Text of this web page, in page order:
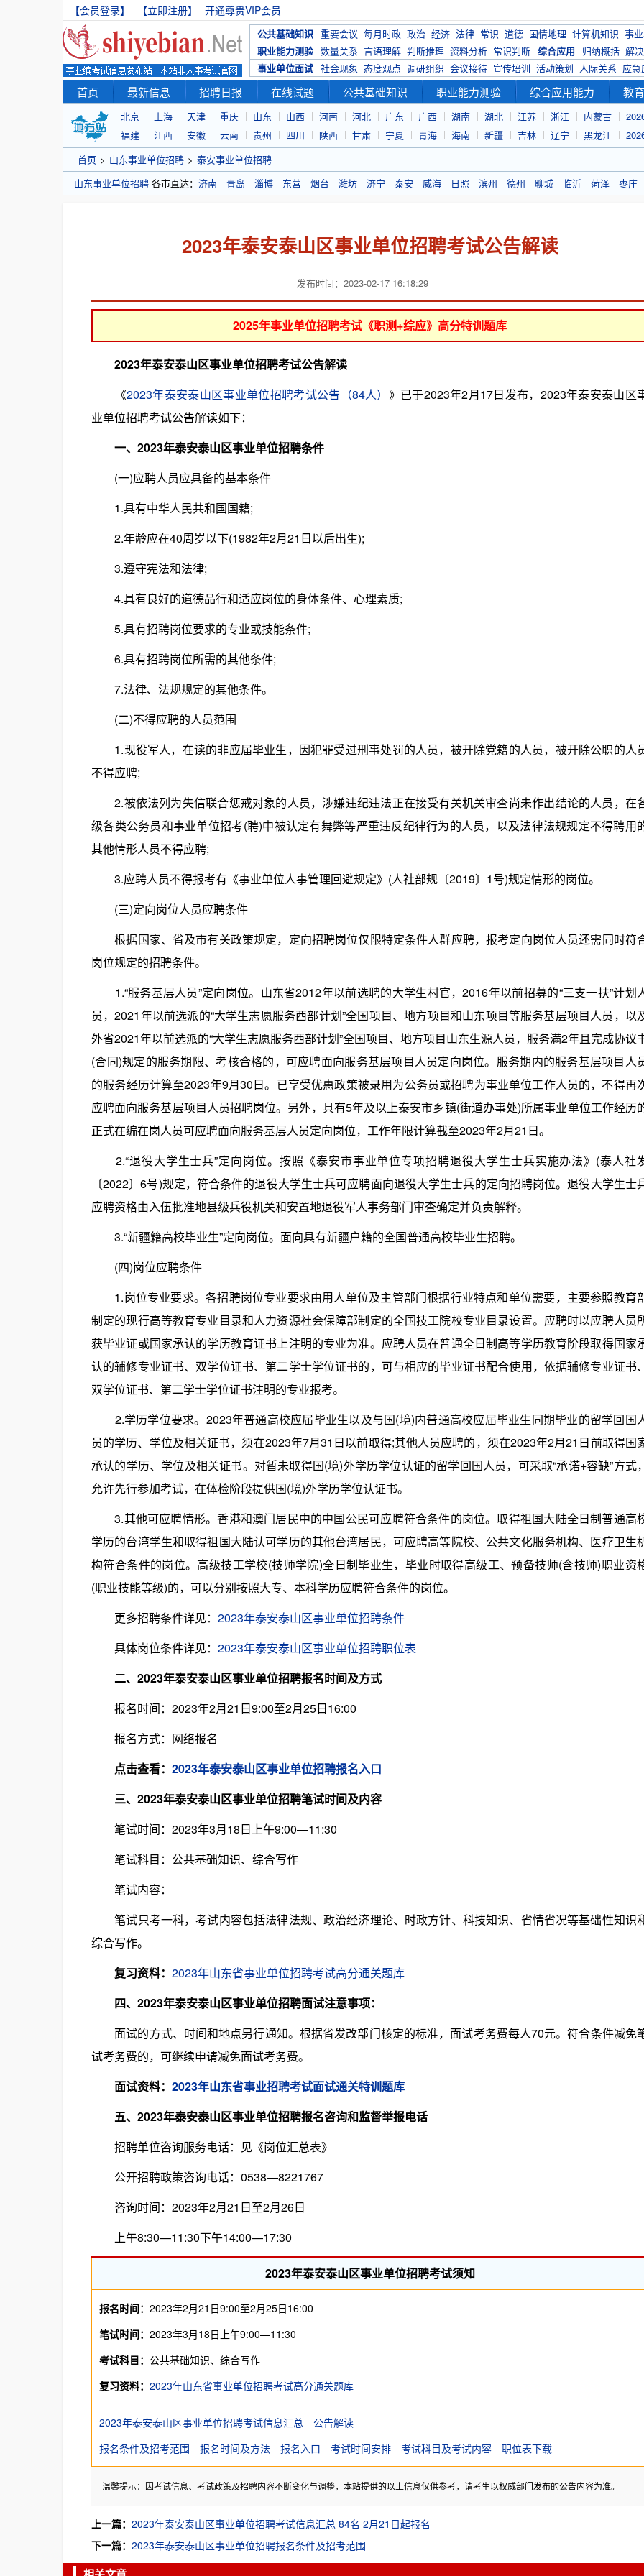
【会员登录】 【立即注册】 开通尊贵VIP会员
公共基础知识 重要会议 每月时政 政治 经济 法律 常识 道德 国情地理 计算机知识 事
职业能力测验 数量关系 言语理解 判断推理 资料分析 常识判断 综合应用 归纳概括 解
事业单位面试 社会现象 态度观点 调研组织 会议接待 宣传培训 活动策划 人际关系 应急
首页 最新信息 招聘日报 在线试题 公共基础知识 职业能力测验 综合应用能力 教
北京 上海 天津 重庆 山东 山西 河南 河北 广东 广西 湖南 湖北 江苏 浙江 内蒙古
福建
江西 安徽 云南 贵州 四川 陕西 甘肃 宁夏 青海 海南 新疆 吉林 辽宁 黑龙江
首页 > 山东事业单位招聘 > 泰安事业单位招聘
山东事业单位招聘 各市直达： 济南 青岛 淄博 东营 烟台 潍坊 济宁 泰安 威海 日照 滨州 德州 聊城 临沂 菏泽 枣庄
2023年泰安泰山区事业单位招聘考试公告解读
发布时间：2023-02-17 16:18:29
2025年事业单位招聘考试《职测+综应》高分特训题库
2023年泰安泰山区事业单位招聘考试公告解读
《2023年泰安泰山区事业单位招聘考试公告（84人） 》已于2023年2月17日发布，2023年泰安泰山区
业单位招聘考试公告解读如下：
一、2023年泰安泰山区事业单位招聘条件
(一)应聘人员应具备的基本条件
1.具有中华人民共和国国籍;
2.年龄应在40周岁以下(1982年2月21日以后出生);
3.遵守宪法和法律;
4.具有良好的道德品行和适应岗位的身体条件、心理素质;
5.具有招聘岗位要求的专业或技能条件;
6.具有招聘岗位所需的其他条件;
7.法律、法规规定的其他条件。
(二)不得应聘的人员范围
1.现役军人，在读的非应届毕业生，因犯罪受过刑事处罚的人员，被开除党籍的人员，被开除公职的人
不得应聘;
2.被依法列为失信联合惩戒对象的人员，涉嫌违纪违法正在接受有关机关审查尚未作出结论的人员，在
级各类公务员和事业单位招考(聘)中被认定有舞弊等严重违反纪律行为的人员，以及法律法规规定不得聘用
其他情形人员不得应聘;
3.应聘人员不得报考有《事业单位人事管理回避规定》(人社部规〔2019〕1号)规定情形的岗位。
(三)定向岗位人员应聘条件
根据国家、省及市有关政策规定，定向招聘岗位仅限特定条件人群应聘，报考定向岗位人员还需同时符
岗位规定的招聘条件。
1.“服务基层人员”定向岗位。山东省2012年以前选聘的大学生村官，2016年以前招募的“三支一扶”计划
员，2021年以前选派的“大学生志愿服务西部计划”全国项目、地方项目和山东项目等服务基层项目人员，以
外省2021年以前选派的“大学生志愿服务西部计划”全国项目、地方项目山东生源人员，服务满2年且完成协议
(合同)规定的服务期限、考核合格的，可应聘面向服务基层项目人员定向岗位。服务期内的服务基层项目人
的服务经历计算至2023年9月30日。已享受优惠政策被录用为公务员或招聘为事业单位工作人员的，不得再
应聘面向服务基层项目人员招聘岗位。另外，具有5年及以上泰安市乡镇(街道办事处)所属事业单位工作经历
正式在编在岗人员可应聘面向服务基层人员定向岗位，工作年限计算截至2023年2月21日。
2.“退役大学生士兵”定向岗位。按照《泰安市事业单位专项招聘退役大学生士兵实施办法》(泰人社
〔2022〕6号)规定，符合条件的退役大学生士兵可应聘面向退役大学生士兵的定向招聘岗位。退役大学生士
应聘资格由入伍批准地县级兵役机关和安置地退役军人事务部门审查确定并负责解释。
3.“新疆籍高校毕业生”定向岗位。面向具有新疆户籍的全国普通高校毕业生招聘。
(四)岗位应聘条件
1.岗位专业要求。各招聘岗位专业要求由用人单位及主管部门根据行业特点和单位需要，主要参照教育
制定的现行高等教育专业目录和人力资源社会保障部制定的全国技工院校专业目录设置。应聘时以应聘人员
获毕业证或国家承认的学历教育证书上注明的专业为准。应聘人员在普通全日制高等学历教育阶段取得国家
认的辅修专业证书、双学位证书、第二学士学位证书的，可与相应的毕业证书配合使用，依据辅修专业证书
双学位证书、第二学士学位证书注明的专业报考。
2.学历学位要求。2023年普通高校应届毕业生以及与国(境)内普通高校应届毕业生同期毕业的留学回国
员的学历、学位及相关证书，须在2023年7月31日以前取得;其他人员应聘的，须在2023年2月21日前取得国
承认的学历、学位及相关证书。对暂未取得国(境)外学历学位认证的留学回国人员，可采取“承诺+容缺”方式
允许先行参加考试，在体检阶段提供国(境)外学历学位认证书。
3.其他可应聘情形。香港和澳门居民中的中国公民可应聘符合条件的岗位。取得祖国大陆全日制普通高
学历的台湾学生和取得祖国大陆认可学历的其他台湾居民，可应聘高等院校、公共文化服务机构、医疗卫生
构符合条件的岗位。高级技工学校(技师学院)全日制毕业生，毕业时取得高级工、预备技师(含技师)职业资
(职业技能等级)的，可以分别按照大专、本科学历应聘符合条件的岗位。
更多招聘条件详见： 2023年泰安泰山区事业单位招聘条件
具体岗位条件详见： 2023年泰安泰山区事业单位招聘职位表
二、2023年泰安泰山区事业单位招聘报名时间及方式
报名时间：2023年2月21日9:00至2月25日16:00
报名方式：网络报名
点击查看： 2023年泰安泰山区事业单位招聘报名入口
三、2023年泰安泰山区事业单位招聘笔试时间及内容
笔试时间：2023年3月18日上午9:00—11:30
笔试科目：公共基础知识、综合写作
笔试内容：
笔试只考一科，考试内容包括法律法规、政治经济理论、时政方针、科技知识、省情省况等基础性知识
综合写作。
复习资料： 2023年山东省事业单位招聘考试高分通关题库
四、2023年泰安泰山区事业单位招聘面试注意事项：
面试的方式、时间和地点另行通知。根据省发改部门核定的标准，面试考务费每人70元。符合条件减免
试考务费的，可继续申请减免面试考务费。
面试资料： 2023年山东省事业招聘考试面试通关特训题库
五、2023年泰安泰山区事业单位招聘报名咨询和监督举报电话
招聘单位咨询服务电话：见《岗位汇总表》
公开招聘政策咨询电话：0538—8221767
咨询时间：2023年2月21日至2月26日
上午8:30—11:30下午14:00—17:30
2023年泰安泰山区事业单位招聘考试须知
报名时间： 2023年2月21日9:00至2月25日16:00
笔试时间： 2023年3月18日上午9:00—11:30
考试科目： 公共基础知识、综合写作
复习资料： 2023年山东省事业单位招聘考试高分通关题库
2023年泰安泰山区事业单位招聘考试信息汇总
公告解读
报名条件及招考范围
报名时间及方法 报名入口 考试时间安排 考试科目及考试内容 职位表下载
温馨提示：因考试信息、考试政策及招聘内容不断变化与调整，本站提供的以上信息仅供参考，请考生以权威部门发布的公告内容为准。
上一篇： 2023年泰安泰山区事业单位招聘考试信息汇总 84名 2月21日起报名
下一篇： 2023年泰安泰山区事业单位招聘报名条件及招考范围